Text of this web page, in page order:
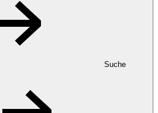
Suche